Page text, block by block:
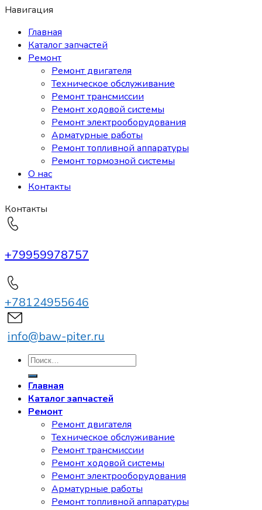
Навигация
Главная
Каталог запчастей
Ремонт
Ремонт двигателя
Техническое обслуживание
Ремонт трансмиссии
Ремонт ходовой системы
Ремонт электрооборудования
Арматурные работы
Ремонт топливной аппаратуры
Ремонт тормозной системы
О нас
Контакты
Контакты
+79959978757
+78124955646
info@baw-piter.ru
Искать:
Главная
Каталог запчастей
Ремонт
Ремонт двигателя
Техническое обслуживание
Ремонт трансмиссии
Ремонт ходовой системы
Ремонт электрооборудования
Арматурные работы
Ремонт топливной аппаратуры